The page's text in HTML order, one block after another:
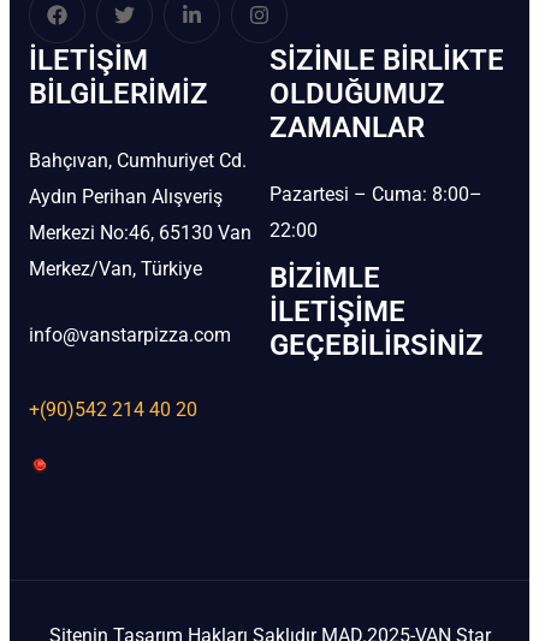
İLETIŞIM
BİLGILERIMIZ
Bahçıvan, Cumhuriyet Cd.
Aydın Perihan Alışveriş
Merkezi No:46, 65130 Van
Merkez/Van, Türkiye
info@vanstarpizza.com
+(90)542 214 40 20
SIZINLE BIRLIKTE
OLDUĞUMUZ
ZAMANLAR
Pazartesi – Cuma: 8:00–
22:00
BIZIMLE
İLETIŞIME
GEÇEBILIRSINIZ
Sitenin Tasarım Hakları Saklıdır MAD.2025-VAN Star